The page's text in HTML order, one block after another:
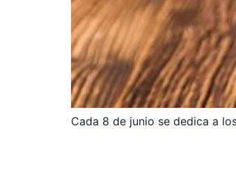
Cada 8 de junio se dedica a